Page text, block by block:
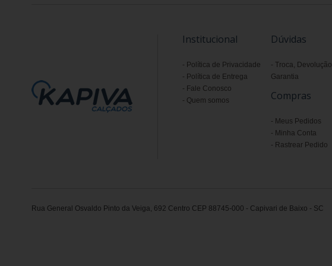
Institucional
Política de Privacidade
Política de Entrega
Fale Conosco
Quem somos
Dúvidas
Troca, Devolução,
Garantia
Compras
Meus Pedidos
Minha Conta
Rastrear Pedido
Rua General Osvaldo Pinto da Veiga, 692 Centro CEP 88745-000 - Capivari de Baixo - SC